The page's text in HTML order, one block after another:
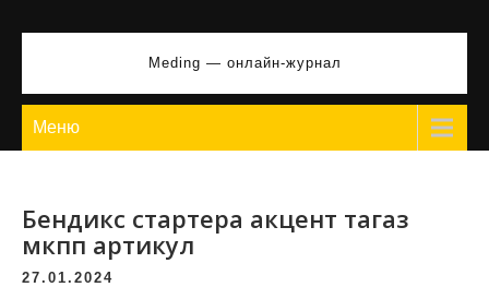
Meding — онлайн-журнал
Меню
Бендикс стартера акцент тагаз
мкпп артикул
27.01.2024